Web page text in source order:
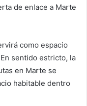
de enlace a Marte
como espacio
sentido estricto, la
en Marte se
habitable dentro